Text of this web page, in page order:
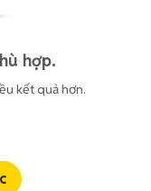
hợp.
kết quả hơn.